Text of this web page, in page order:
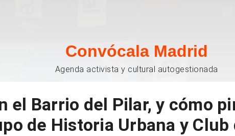
Convócala Madrid
Agenda activista y cultural autogestionada
el Barrio del Pilar, y cómo
de Historia Urbana y